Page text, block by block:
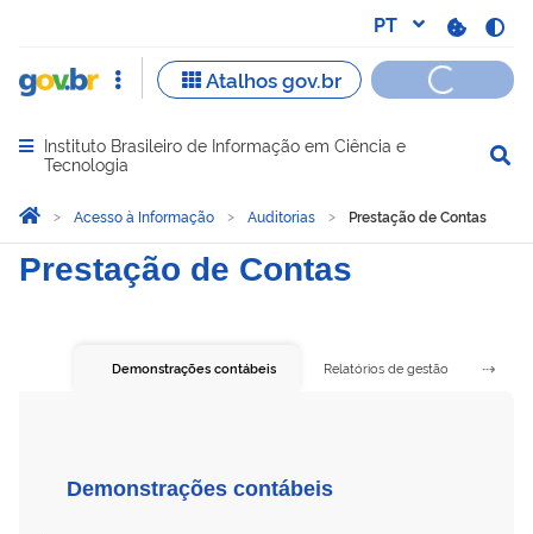
Abrir menu principal de navegação
Instituto Brasileiro de Informação em Ciência e
Tecnologia
Você está aqui:
Página Inicial
Acesso à Informação Auditorias Prestação de Contas
Prestação de Contas
Prestação de Contas
Demonstrações contábeis Relatórios de gestão
Demonstrações contábeis